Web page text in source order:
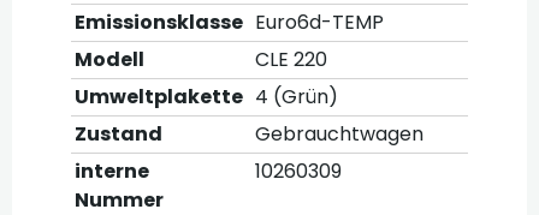
Emissionsklasse Euro6d-TEMP
Modell
CLE 220
Umweltplakette 4 (Grün)
Zustand
Gebrauchtwagen
interne
Nummer
10260309